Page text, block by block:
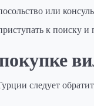
или
к поиску и
следует